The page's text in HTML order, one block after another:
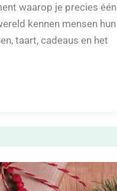
waarop je precies één
kennen mensen hun
taart, cadeaus en het